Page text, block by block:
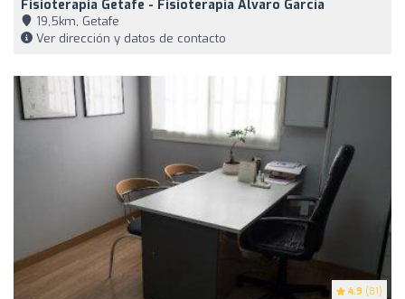
Fisioterapia Getafe - Fisioterapia Álvaro García
19,5km, Getafe
Ver dirección y datos de contacto
4.9 (81)